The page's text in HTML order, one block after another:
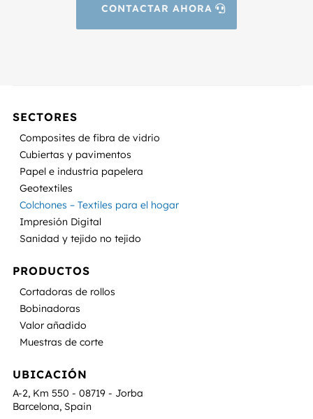
CONTACTAR AHORA
SECTORES
Composites de fibra de vidrio
Cubiertas y pavimentos
Papel e industria papelera
Geotextiles
Colchones – Textiles para el hogar
Impresión Digital
Sanidad y tejido no tejido
PRODUCTOS
Cortadoras de rollos
Bobinadoras
Valor añadido
Muestras de corte
UBICACIÓN
A-2, Km 550 - 08719 - Jorba
Barcelona, Spain